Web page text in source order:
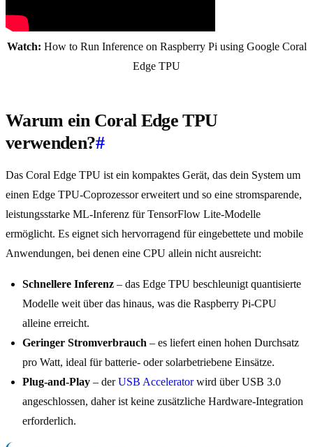
Watch: How to Run Inference on Raspberry Pi using Google Coral
Edge TPU
Warum ein Coral Edge TPU
verwenden?#
Das Coral Edge TPU ist ein kompaktes Gerät, das dein System um
einen Edge TPU-Coprozessor erweitert und so eine stromsparende,
leistungsstarke ML-Inferenz für TensorFlow Lite-Modelle
ermöglicht. Es eignet sich hervorragend für eingebettete und mobile
Anwendungen, bei denen eine CPU allein nicht ausreicht:
Schnellere Inferenz – das Edge TPU beschleunigt quantisierte
Modelle weit über das hinaus, was die Raspberry Pi-CPU
alleine erreicht.
Geringer Stromverbrauch – es liefert einen hohen Durchsatz
pro Watt, ideal für batterie- oder solarbetriebene Einsätze.
Plug-and-Play – derUSB Acceleratorwird über USB 3.0
angeschlossen, daher ist keine zusätzliche Hardware-Integration
erforderlich.